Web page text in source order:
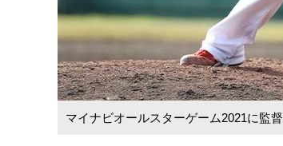
マイナビオールスターゲーム2021に監